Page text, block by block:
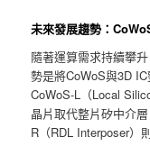
未來發展趨勢：
隨著運算需求持續攀
勢是將CoWoS與3D
CoWoS-L（Local
晶片取代整片矽中介
R（RDL Interposer）